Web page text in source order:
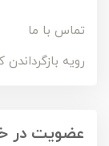
تماس با ما
رویه بازگرداندن
عضویت در